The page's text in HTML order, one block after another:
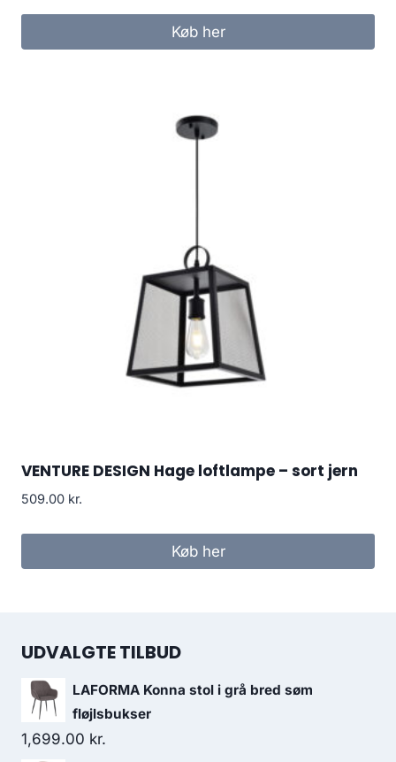
Køb her
VENTURE DESIGN Hage loftlampe – sort jern
509.00 kr.
Køb her
UDVALGTE TILBUD
LAFORMA Konna stol i grå bred søm
fløjlsbukser
1,699.00 kr.